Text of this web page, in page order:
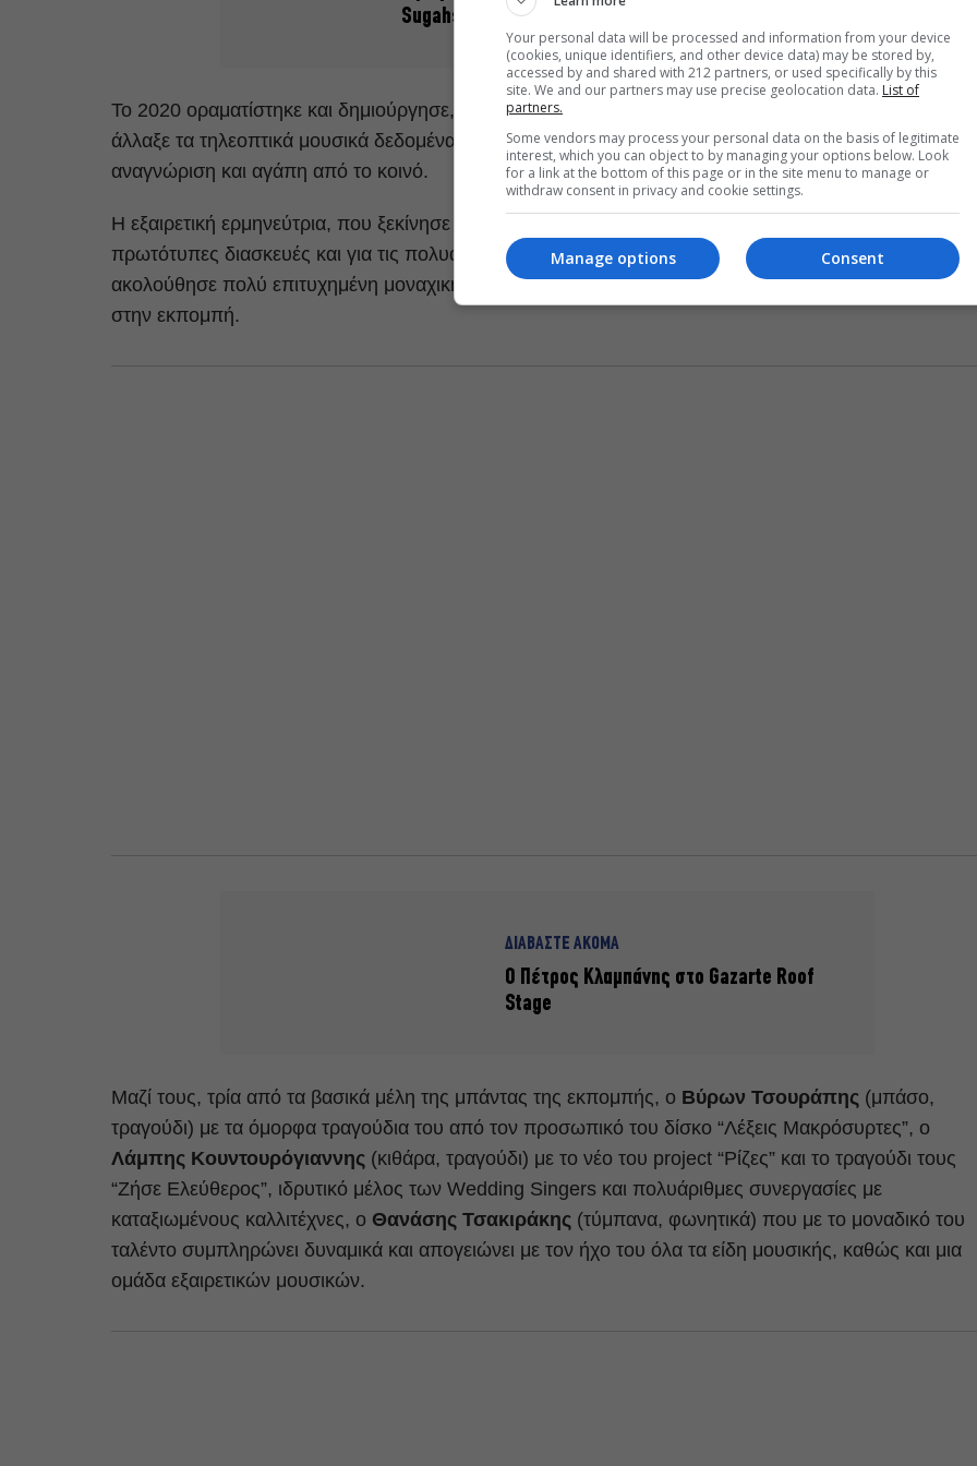
Sugahspank! & Lou is στον Κήπο του Μεγάρου
Το 2020 οραματίστηκε και δημιούργησε, με μια ομάδα εκλεκτών συνεργατών, την εκπομπή που
άλλαξε τα τηλεοπτικά μουσικά δεδομένα, έβαλε τον πήχη πολύ ψηλά και γνώρισε πρωτοφανή
αναγνώριση και αγάπη από το κοινό.
Η εξαιρετική ερμηνεύτρια, που ξεκίνησε με το συγκρότημα Ιμάμ Μπαϊλντί και ξεχώρισε για τις
πρωτότυπες διασκευές και για τις πολυάριθμες συναυλίες σε διεθνή φεστιβάλ σε Ευρώπη και ΗΠΑ,
ακολούθησε πολύ επιτυχημένη μοναχική πορεία και έχει κάνει μεγάλη αίσθηση με τις ερμηνείες της
στην εκπομπή.
ΔΙΑΒΑΣΤΕ ΑΚΟΜΑ
Ο Πέτρος Κλαμπάνης στο Gazarte Roof
Stage
Μαζί τους, τρία από τα βασικά μέλη της μπάντας της εκπομπής, ο Βύρων Τσουράπης (μπάσο,
τραγούδι) με τα όμορφα τραγούδια του από τον προσωπικό του δίσκο “Λέξεις Μακρόσυρτες”, ο
Λάμπης Κουντουρόγιαννης (κιθάρα, τραγούδι) με το νέο του project “Ρίζες” και το τραγούδι τους
“Ζήσε Ελεύθερος”, ιδρυτικό μέλος των Wedding Singers και πολυάριθμες συνεργασίες με
καταξιωμένους καλλιτέχνες, ο Θανάσης Τσακιράκης (τύμπανα, φωνητικά) που με το μοναδικό του
ταλέντο συμπληρώνει δυναμικά και απογειώνει με τον ήχο του όλα τα είδη μουσικής, καθώς και μια
ομάδα εξαιρετικών μουσικών.
Your personal data will be processed and information from your device
(cookies, unique identifiers, and other device data) may be stored by,
accessed by and shared with 212 partners, or used specifically by this
site. We and our partners may use precise geolocation data. List of
partners.
Some vendors may process your personal data on the basis of legitimate
interest, which you can object to by managing your options below. Look
for a link at the bottom of this page or in the site menu to manage or
withdraw consent in privacy and cookie settings.
Consent
Manage options